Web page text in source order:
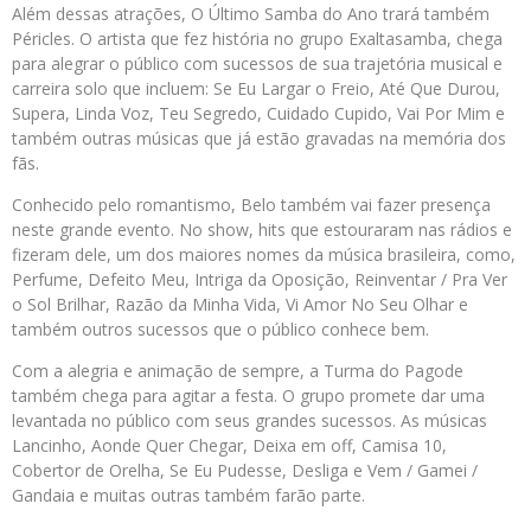
Além dessas atrações, O Último Samba do Ano trará também
Péricles. O artista que fez história no grupo Exaltasamba, chega
para alegrar o público com sucessos de sua trajetória musical e
carreira solo que incluem: Se Eu Largar o Freio, Até Que Durou,
Supera, Linda Voz, Teu Segredo, Cuidado Cupido, Vai Por Mim e
também outras músicas que já estão gravadas na memória dos
fãs.
Conhecido pelo romantismo, Belo também vai fazer presença
neste grande evento. No show, hits que estouraram nas rádios e
fizeram dele, um dos maiores nomes da música brasileira, como,
Perfume, Defeito Meu, Intriga da Oposição, Reinventar / Pra Ver
o Sol Brilhar, Razão da Minha Vida, Vi Amor No Seu Olhar e
também outros sucessos que o público conhece bem.
Com a alegria e animação de sempre, a Turma do Pagode
também chega para agitar a festa. O grupo promete dar uma
levantada no público com seus grandes sucessos. As músicas
Lancinho, Aonde Quer Chegar, Deixa em off, Camisa 10,
Cobertor de Orelha, Se Eu Pudesse, Desliga e Vem / Gamei /
Gandaia e muitas outras também farão parte.